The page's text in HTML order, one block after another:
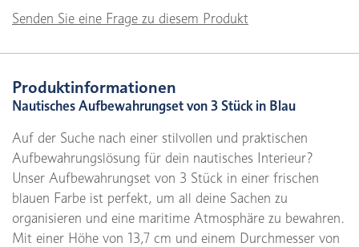
Senden Sie eine Frage zu diesem Produkt
Produktinformationen
Nautisches Aufbewahrungset von 3 Stück in Blau
Auf der Suche nach einer stilvollen und praktischen
Aufbewahrungslösung für dein nautisches Interieur?
Unser Aufbewahrungset von 3 Stück in einer frischen
blauen Farbe ist perfekt, um all deine Sachen zu
organisieren und eine maritime Atmosphäre zu bewahren.
Mit einer Höhe von 13,7 cm und einem Durchmesser von